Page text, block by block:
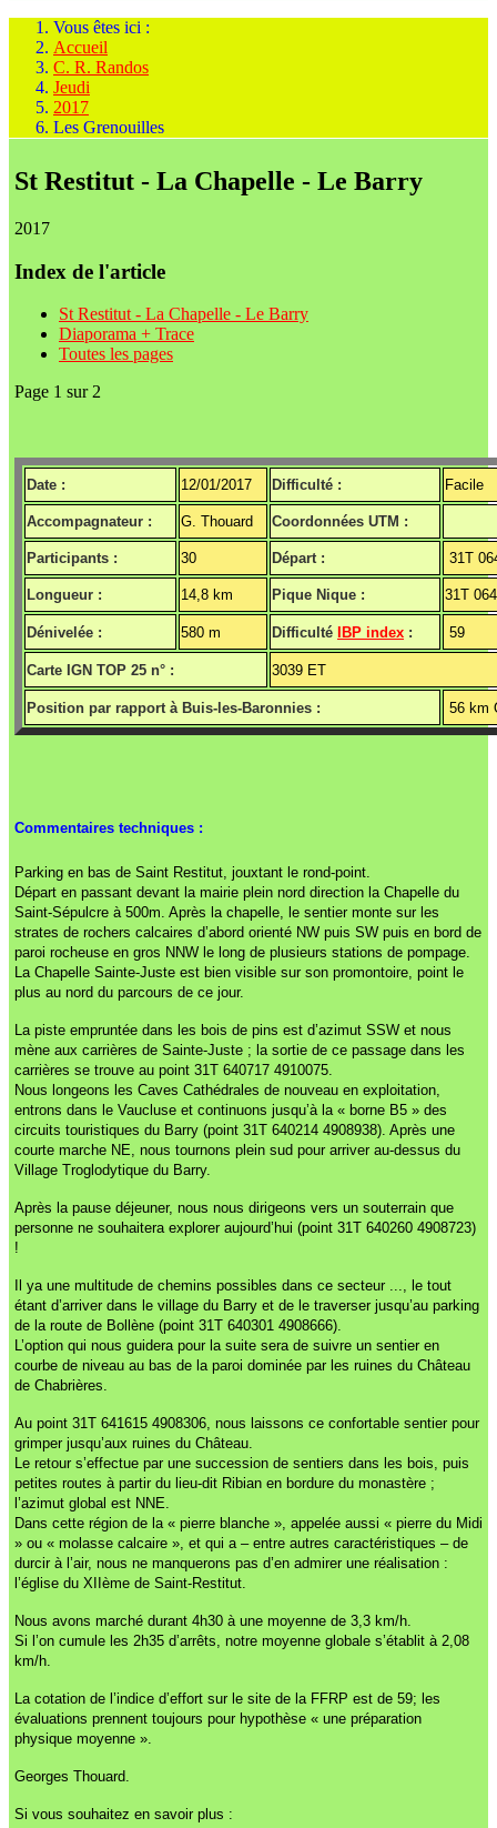
Vous êtes ici :
Accueil
C. R. Randos
Jeudi
2017
Les Grenouilles
St Restitut - La Chapelle - Le Barry
2017
Index de l'article
St Restitut - La Chapelle - Le Barry
Diaporama + Trace
Toutes les pages
Page 1 sur 2
Date : 12/01/2017 Difficulté : Facile
Accompagnateur : G. Thouard Coordonnées UTM :
Participants : 30 Départ : 31T
Longueur : 14,8 km Pique Nique : 31T
Dénivelée : 580 m Difficulté IBP index : 59
Carte IGN TOP 25 n° : 3039 ET
Position par rapport à Buis-les-Baronnies : 56 km
Commentaires techniques :
Parking en bas de Saint Restitut, jouxtant le rond-point.
Départ en passant devant la mairie plein nord direction la Chapelle du
Saint-Sépulcre à 500m. Après la chapelle, le sentier monte sur les
strates de rochers calcaires d’abord orienté NW puis SW puis en bord de
paroi rocheuse en gros NNW le long de plusieurs stations de pompage.
La Chapelle Sainte-Juste est bien visible sur son promontoire, point le
plus au nord du parcours de ce jour.
La piste empruntée dans les bois de pins est d’azimut SSW et nous
mène aux carrières de Sainte-Juste ; la sortie de ce passage dans les
carrières se trouve au point 31T 640717 4910075.
Nous longeons les Caves Cathédrales de nouveau en exploitation,
entrons dans le Vaucluse et continuons jusqu’à la « borne B5 » des
circuits touristiques du Barry (point 31T 640214 4908938). Après une
courte marche NE, nous tournons plein sud pour arriver au-dessus du
Village Troglodytique du Barry.
Après la pause déjeuner, nous nous dirigeons vers un souterrain que
personne ne souhaitera explorer aujourd’hui (point 31T 640260 4908723)
!
Il ya une multitude de chemins possibles dans ce secteur ..., le tout
étant d’arriver dans le village du Barry et de le traverser jusqu’au parking
de la route de Bollène (point 31T 640301 4908666).
L’option qui nous guidera pour la suite sera de suivre un sentier en
courbe de niveau au bas de la paroi dominée par les ruines du Château
de Chabrières.
Au point 31T 641615 4908306, nous laissons ce confortable sentier pour
grimper jusqu’aux ruines du Château.
Le retour s’effectue par une succession de sentiers dans les bois, puis
petites routes à partir du lieu-dit Ribian en bordure du monastère ;
l’azimut global est NNE.
Dans cette région de la « pierre blanche », appelée aussi « pierre du Midi
» ou « molasse calcaire », et qui a – entre autres caractéristiques – de
durcir à l’air, nous ne manquerons pas d’en admirer une réalisation :
l’église du XIIème de Saint-Restitut.
Nous avons marché durant 4h30 à une moyenne de 3,3 km/h.
Si l’on cumule les 2h35 d’arrêts, notre moyenne globale s’établit à 2,08
km/h.
La cotation de l’indice d’effort sur le site de la FFRP est de 59; les
évaluations prennent toujours pour hypothèse « une préparation
physique moyenne ».
Georges Thouard.
Si vous souhaitez en savoir plus :